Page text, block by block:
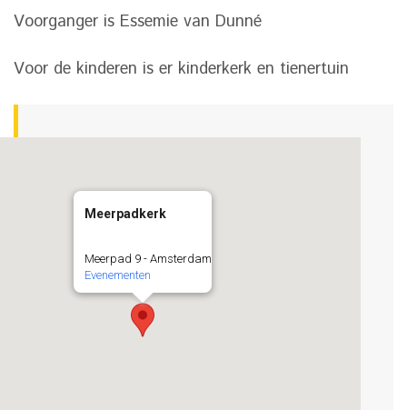
Voorganger is Essemie van Dunné
Voor de kinderen is er kinderkerk en tienertuin
Meerpadkerk
Meerpad 9 - Amsterdam
Evenementen